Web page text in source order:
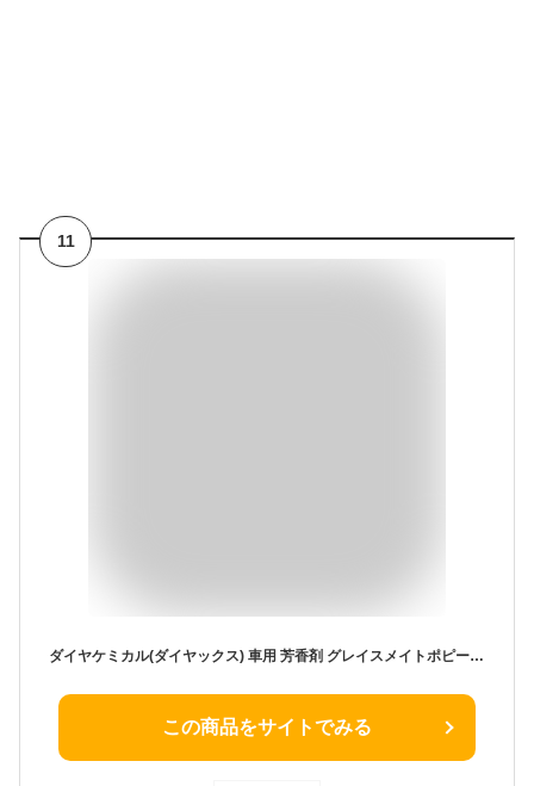
11
ダイヤケミカル(ダイヤックス) 車用 芳香剤 グレイスメイトポピー 置き型 柑橘系 150ml 2002
この商品をサイトでみる